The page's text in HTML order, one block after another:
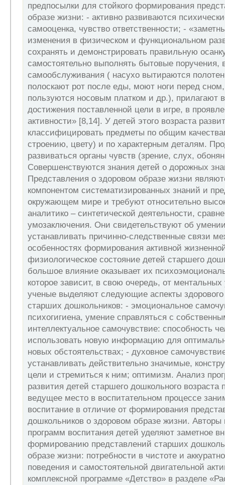
предпосылки для стойкого формирования
образе жизни: - активно развиваются
самооценка, чувство ответственности; -
изменения в физическом и функциональном
сохранять и демонстрировать правильную
самостоятельно выполнять бытовые поручения,
самообслуживания ( насухо вытираются
полоскают рот после еды, моют ноги перед
пользуются носовым платком и др.), прилагают
достижения поставленной цели в игре, в
активности» [8,14]. У детей этого возраста
классифицировать предметы по общим
строению, цвету) и по характерным деталям.
развиваться органы чувств (зрение, слух,
Совершенствуются знания детей о дорожных
Представления о здоровом образе жизни
компонентом систематизированных знаний и
окружающем мире и требуют относительно
аналитико – синтетической деятельности,
умозаключения. Они свидетельствуют об
устанавливать причинно-следственные связи
особенностях формирования активной
физиологическое состояние детей старшего
большое влияние оказывает их
которое зависит, в свою очередь, от
ученые выделяют следующие аспекты
старших дошкольников: - эмоциональное
психогигиена, умение справляться с
интеллектуальное самочувствие: способность
использовать новую информацию для
новых обстоятельствах; - духовное
устанавливать действительно значимые,
цели и стремиться к ним; оптимизм. Анализ
развития детей старшего дошкольного возраста
ведущее место в воспитательном процессе
воспитание в отличие от формирования
дошкольников о здоровом образе жизни. Авторы
программ воспитания детей уделяют заметное
формированию представлений старших
образе жизни: потребности в чистоте и
поведения и самостоятельной двигательной
комплексной программе «Детство» в разделе